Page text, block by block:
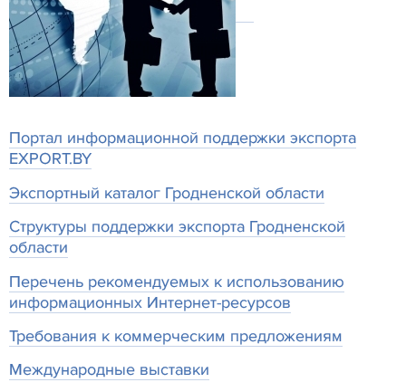
Портал информационной поддержки экспорта
EXPORT.BY
Экспортный каталог Гродненской области
Структуры поддержки экспорта Гродненской
области
Перечень рекомендуемых к использованию
информационных Интернет-ресурсов
Требования к коммерческим предложениям
Международные выставки